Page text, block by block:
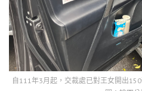
自111年3月起，交裁處已對王女開出